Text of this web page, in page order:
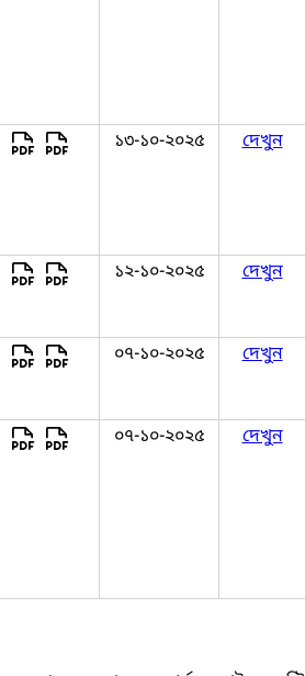
১৩-১০-২০২৫ দেখুন
১২-১০-২০২৫ দেখুন
০৭-১০-২০২৫ দেখুন
০৭-১০-২০২৫ দেখুন